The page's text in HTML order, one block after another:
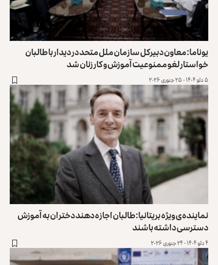
یوناما: معاون دبیرکل سازمان ملل متحد در دیدار با طالبان
خواستار لغو ممنوعیت آموزش و کار زنان شد
۵ دلو ۱۴۰۴ - ۲۵ جنوری ۲۰۲۶
نماینده‌ی ویژه‌ بریتانیا: طالبان اجازه دهند دختران به آموزش
دسترسی داشته باشند
۴ دلو ۱۴۰۴ - ۲۴ جنوری ۲۰۲۶